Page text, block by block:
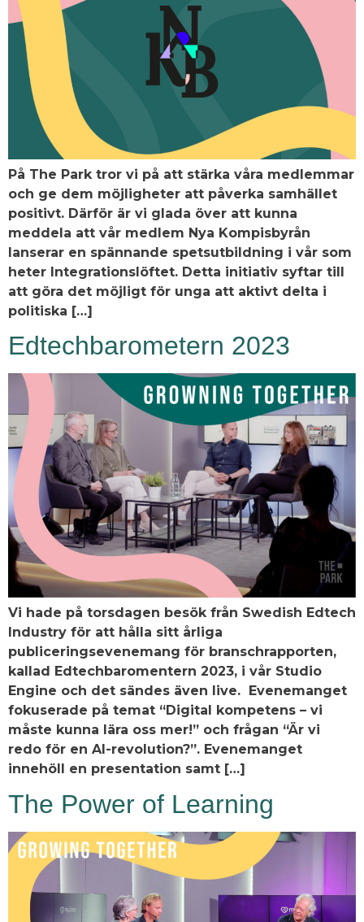
På The Park tror vi på att stärka våra medlemmar
och ge dem möjligheter att påverka samhället
positivt. Därför är vi glada över att kunna
meddela att vår medlem Nya Kompisbyrån
lanserar en spännande spetsutbildning i vår som
heter Integrationslöftet. Detta initiativ syftar till
att göra det möjligt för unga att aktivt delta i
politiska […]
Edtechbarometern 2023
Vi hade på torsdagen besök från Swedish Edtech
Industry för att hålla sitt årliga
publiceringsevenemang för branschrapporten,
kallad Edtechbaromentern 2023, i vår Studio
Engine och det sändes även live. Evenemanget
fokuserade på temat “Digital kompetens – vi
måste kunna lära oss mer!” och frågan “Är vi
redo för en AI-revolution?”. Evenemanget
innehöll en presentation samt […]
The Power of Learning